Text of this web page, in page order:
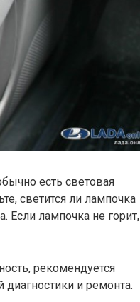
есть световая
светится ли лампочка
Если лампочка не горит,
рекомендуется
диагностики и ремонта.